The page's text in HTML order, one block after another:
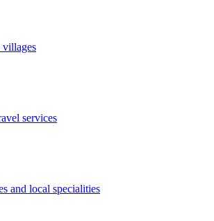
villages
services
and local specialities